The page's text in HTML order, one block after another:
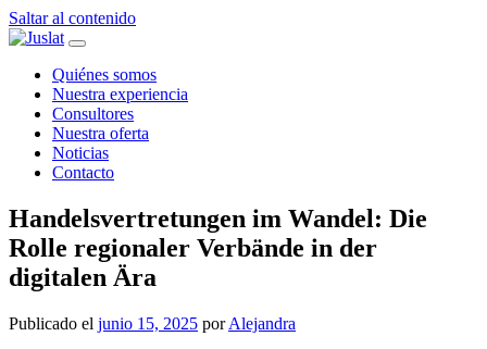
Saltar al contenido
Navegación
principal
Quiénes somos
Nuestra experiencia
Consultores
Nuestra oferta
Noticias
Contacto
Handelsvertretungen im Wandel: Die
Rolle regionaler Verbände in der
digitalen Ära
Publicado el junio 15, 2025 por Alejandra